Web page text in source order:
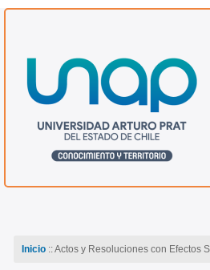
Inicio:: Actos y Resoluciones con Efectos